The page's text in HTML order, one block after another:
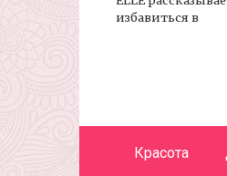
избавиться в
Красота